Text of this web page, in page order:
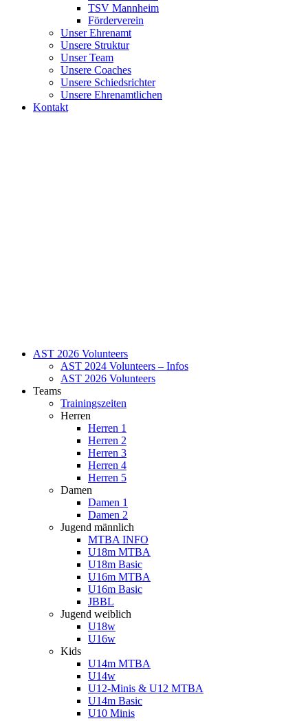
TSV Mannheim
Förderverein
Unser Ehrenamt
Unsere Struktur
Unser Team
Unsere Coaches
Unsere Schiedsrichter
Unsere Ehrenamtlichen
Kontakt
AST 2026 Volunteers
AST 2024 Volunteers – Infos
AST 2026 Volunteers
Teams
Trainingszeiten
Herren
Herren 1
Herren 2
Herren 3
Herren 4
Herren 5
Damen
Damen 1
Damen 2
Jugend männlich
MTBA INFO
U18m MTBA
U18m Basic
U16m MTBA
U16m Basic
JBBL
Jugend weiblich
U18w
U16w
Kids
U14m MTBA
U14w
U12-Minis & U12 MTBA
U14m Basic
U10 Minis